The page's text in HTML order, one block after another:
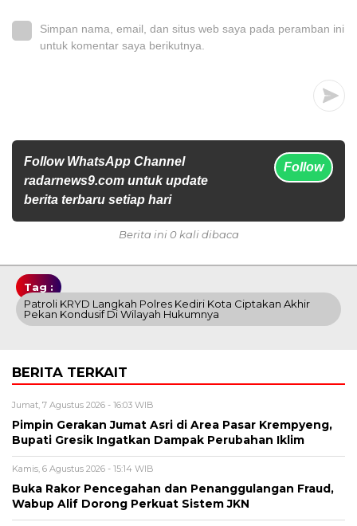
Simpan nama, email, dan situs web saya pada peramban ini
untuk komentar saya berikutnya.
Follow WhatsApp Channel
radarnews9.com untuk update
berita terbaru setiap hari
Follow
Berita ini 0 kali dibaca
Tag :
Patroli KRYD Langkah Polres Kediri Kota Ciptakan Akhir
Pekan Kondusif Di Wilayah Hukumnya
BERITA TERKAIT
Jumat, 7 Agustus 2026 - 16:03 WIB
Pimpin Gerakan Jumat Asri di Area Pasar Krempyeng,
Bupati Gresik Ingatkan Dampak Perubahan Iklim
Kamis, 6 Agustus 2026 - 15:14 WIB
Buka Rakor Pencegahan dan Penanggulangan Fraud,
Wabup Alif Dorong Perkuat Sistem JKN